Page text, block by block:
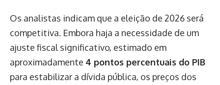
Os analistas indicam que a eleição de 2026 será
competitiva. Embora haja a necessidade de um
ajuste fiscal significativo, estimado em
aproximadamente 4 pontos percentuais do PIB
para estabilizar a dívida pública, os preços dos